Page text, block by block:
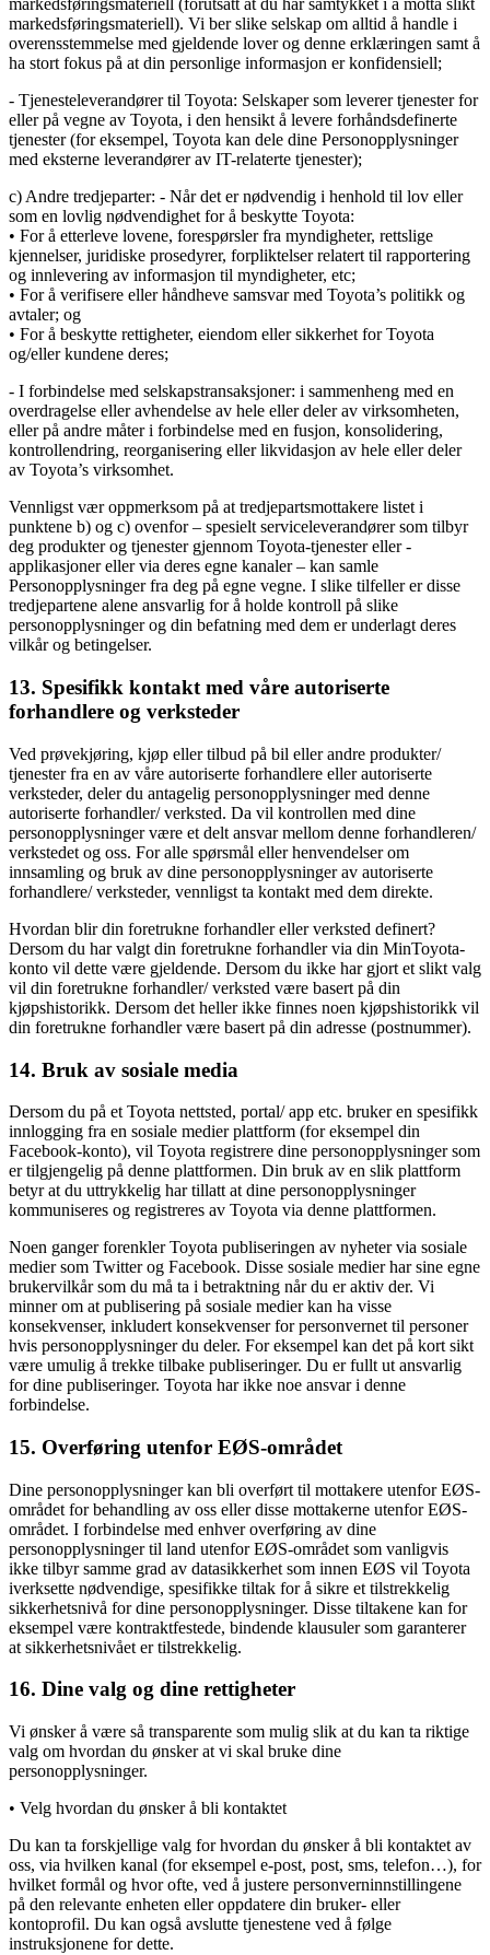
markedsføringsmateriell (forutsatt at du har samtykket i å motta slikt
markedsføringsmateriell). Vi ber slike selskap om alltid å handle i
overensstemmelse med gjeldende lover og denne erklæringen samt å
ha stort fokus på at din personlige informasjon er konfidensiell;
- Tjenesteleverandører til Toyota: Selskaper som leverer tjenester for
eller på vegne av Toyota, i den hensikt å levere forhåndsdefinerte
tjenester (for eksempel, Toyota kan dele dine Personopplysninger
med eksterne leverandører av IT-relaterte tjenester);
c) Andre tredjeparter: - Når det er nødvendig i henhold til lov eller
som en lovlig nødvendighet for å beskytte Toyota:
• For å etterleve lovene, forespørsler fra myndigheter, rettslige
kjennelser, juridiske prosedyrer, forpliktelser relatert til rapportering
og innlevering av informasjon til myndigheter, etc;
• For å verifisere eller håndheve samsvar med Toyota’s politikk og
avtaler; og
• For å beskytte rettigheter, eiendom eller sikkerhet for Toyota
og/eller kundene deres;
- I forbindelse med selskapstransaksjoner: i sammenheng med en
overdragelse eller avhendelse av hele eller deler av virksomheten,
eller på andre måter i forbindelse med en fusjon, konsolidering,
kontrollendring, reorganisering eller likvidasjon av hele eller deler
av Toyota’s virksomhet.
Vennligst vær oppmerksom på at tredjepartsmottakere listet i
punktene b) og c) ovenfor – spesielt serviceleverandører som tilbyr
deg produkter og tjenester gjennom Toyota-tjenester eller -
applikasjoner eller via deres egne kanaler – kan samle
Personopplysninger fra deg på egne vegne. I slike tilfeller er disse
tredjepartene alene ansvarlig for å holde kontroll på slike
personopplysninger og din befatning med dem er underlagt deres
vilkår og betingelser.
13. Spesifikk kontakt med våre autoriserte
forhandlere og verksteder
Ved prøvekjøring, kjøp eller tilbud på bil eller andre produkter/
tjenester fra en av våre autoriserte forhandlere eller autoriserte
verksteder, deler du antagelig personopplysninger med denne
autoriserte forhandler/ verksted. Da vil kontrollen med dine
personopplysninger være et delt ansvar mellom denne forhandleren/
verkstedet og oss. For alle spørsmål eller henvendelser om
innsamling og bruk av dine personopplysninger av autoriserte
forhandlere/ verksteder, vennligst ta kontakt med dem direkte.
Hvordan blir din foretrukne forhandler eller verksted definert?
Dersom du har valgt din foretrukne forhandler via din MinToyota-
konto vil dette være gjeldende. Dersom du ikke har gjort et slikt valg
vil din foretrukne forhandler/ verksted være basert på din
kjøpshistorikk. Dersom det heller ikke finnes noen kjøpshistorikk vil
din foretrukne forhandler være basert på din adresse (postnummer).
14. Bruk av sosiale media
Dersom du på et Toyota nettsted, portal/ app etc. bruker en spesifikk
innlogging fra en sosiale medier plattform (for eksempel din
Facebook-konto), vil Toyota registrere dine personopplysninger som
er tilgjengelig på denne plattformen. Din bruk av en slik plattform
betyr at du uttrykkelig har tillatt at dine personopplysninger
kommuniseres og registreres av Toyota via denne plattformen.
Noen ganger forenkler Toyota publiseringen av nyheter via sosiale
medier som Twitter og Facebook. Disse sosiale medier har sine egne
brukervilkår som du må ta i betraktning når du er aktiv der. Vi
minner om at publisering på sosiale medier kan ha visse
konsekvenser, inkludert konsekvenser for personvernet til personer
hvis personopplysninger du deler. For eksempel kan det på kort sikt
være umulig å trekke tilbake publiseringer. Du er fullt ut ansvarlig
for dine publiseringer. Toyota har ikke noe ansvar i denne
forbindelse.
15. Overføring utenfor EØS-området
Dine personopplysninger kan bli overført til mottakere utenfor EØS-
området for behandling av oss eller disse mottakerne utenfor EØS-
området. I forbindelse med enhver overføring av dine
personopplysninger til land utenfor EØS-området som vanligvis
ikke tilbyr samme grad av datasikkerhet som innen EØS vil Toyota
iverksette nødvendige, spesifikke tiltak for å sikre et tilstrekkelig
sikkerhetsnivå for dine personopplysninger. Disse tiltakene kan for
eksempel være kontraktfestede, bindende klausuler som garanterer
at sikkerhetsnivået er tilstrekkelig.
16. Dine valg og dine rettigheter
Vi ønsker å være så transparente som mulig slik at du kan ta riktige
valg om hvordan du ønsker at vi skal bruke dine
personopplysninger.
• Velg hvordan du ønsker å bli kontaktet
Du kan ta forskjellige valg for hvordan du ønsker å bli kontaktet av
oss, via hvilken kanal (for eksempel e-post, post, sms, telefon…), for
hvilket formål og hvor ofte, ved å justere personverninnstillingene
på den relevante enheten eller oppdatere din bruker- eller
kontoprofil. Du kan også avslutte tjenestene ved å følge
instruksjonene for dette.